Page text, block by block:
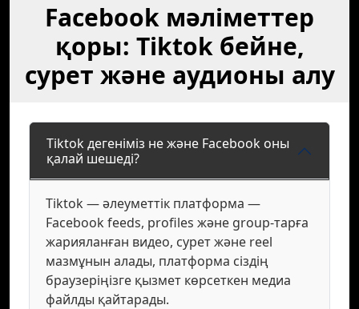
Facebook мәліметтер
қоры: Tiktok бейне,
сурет және аудионы алу
Tiktok дегеніміз не және Facebook оны
қалай шешеді?
Tiktok — әлеуметтік платформа —
Facebook feeds, profiles және group-тарға
жарияланған видео, сурет және reel
мазмұнын алады, платформа сіздің
браузеріңізге қызмет көрсеткен медиа
файлды қайтарады.